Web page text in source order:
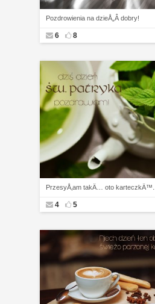
Pozdrowienia na dzieÅ„Â dobry!
6 8
PrzesyÅ‚am takÄ… oto karteczkÄ™...
4 5